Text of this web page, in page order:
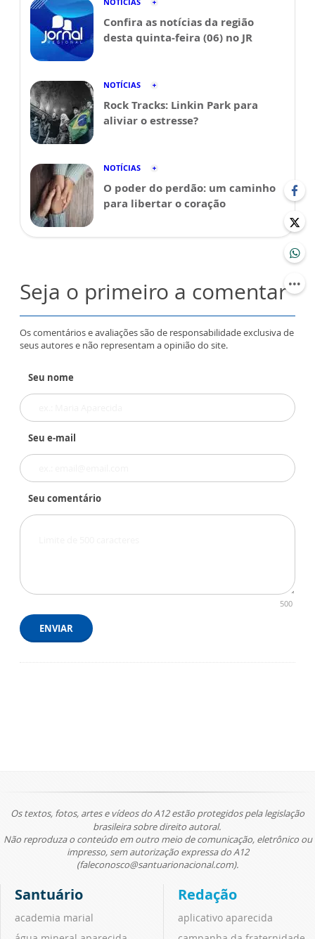
Confira as notícias da região
desta quinta-feira (06) no JR
NOTÍCIAS
Rock Tracks: Linkin Park para
aliviar o estresse?
NOTÍCIAS
O poder do perdão: um caminho
para libertar o coração
Seja o primeiro a comentar
Os comentários e avaliações são de responsabilidade exclusiva de
seus autores e não representam a opinião do site.
Seu nome
Seu e-mail
Seu comentário
500
ENVIAR
Os textos, fotos, artes e vídeos do A12 estão protegidos pela legislação
brasileira sobre direito autoral.
Não reproduza o conteúdo em outro meio de comunicação, eletrônico ou
impresso, sem autorização expressa do A12
(faleconosco@santuarionacional.com).
Santuário
academia marial
Redação
aplicativo aparecida